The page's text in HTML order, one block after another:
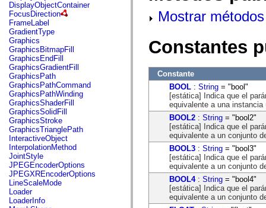
flash.display
flash.display3D
flash.display3D.textures
flash.errors
flash.events
flash.external
flash.filesystem
flash.filters
flash.geom
flash.globalization
flash.html
flash.media
flash.net
flash.net.dns
flash.net.drm
flash.notifications
flash.permissions
flash.printing
flash.profiler
flash.sampler
flash.security
flash.sensors
flash.system
DisplayObjectContainer
FocusDirection
FrameLabel
GradientType
Graphics
GraphicsBitmapFill
GraphicsEndFill
GraphicsGradientFill
GraphicsPath
GraphicsPathCommand
GraphicsPathWinding
GraphicsShaderFill
GraphicsSolidFill
GraphicsStroke
GraphicsTrianglePath
InteractiveObject
InterpolationMethod
JointStyle
JPEGEncoderOptions
JPEGXREncoderOptions
LineScaleMode
Loader
LoaderInfo
Mostrar
Constantes
Constante
BOOL : String = "bool"
[estática] Indica que el
equivalente a una
BOOL2 : String = "bool2"
[estática] Indica que el
equivalente a un conjunto
BOOL3 : String = "bool3"
[estática] Indica que el
equivalente a un conjunto
BOOL4: String = "bool4"
[estática] Indica que el
equivalente a un conjunto